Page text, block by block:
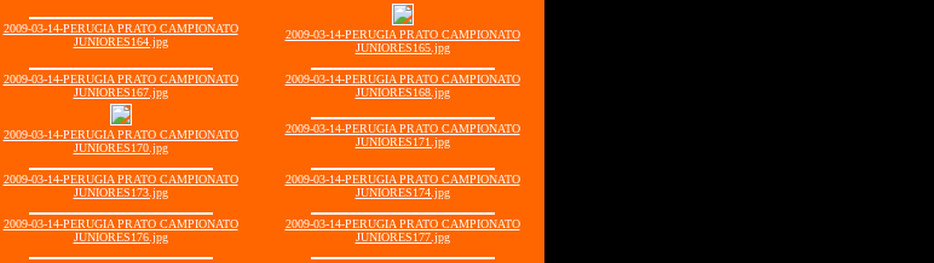
2009-03-14-PERUGIA PRATO CAMPIONATO
JUNIORES164.jpg
2009-03-14-PERUGIA PRATO CAMPIONATO
JUNIORES165.jpg
2009-03-14-PERUGIA PRATO CAMPIONATO
JUNIORES167.jpg
2009-03-14-PERUGIA PRATO CAMPIONATO
JUNIORES168.jpg
2009-03-14-PERUGIA PRATO CAMPIONATO
JUNIORES170.jpg
2009-03-14-PERUGIA PRATO CAMPIONATO
JUNIORES171.jpg
2009-03-14-PERUGIA PRATO CAMPIONATO
JUNIORES173.jpg
2009-03-14-PERUGIA PRATO CAMPIONATO
JUNIORES174.jpg
2009-03-14-PERUGIA PRATO CAMPIONATO
JUNIORES176.jpg
2009-03-14-PERUGIA PRATO CAMPIONATO
JUNIORES177.jpg